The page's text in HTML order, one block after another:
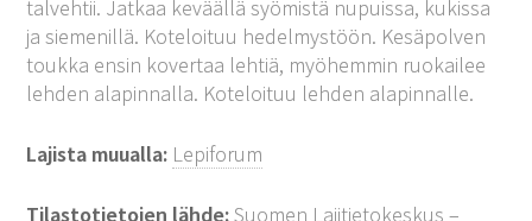
talvehtii. Jatkaa keväällä syömistä nupuissa, kukissa
ja siemenillä. Koteloituu hedelmystöön. Kesäpolven
toukka ensin kovertaa lehtiä, myöhemmin ruokailee
lehden alapinnalla. Koteloituu lehden alapinnalle.
Lajista muualla: Lepiforum
Tilastotietojen lähde:Suomen Lajitietokeskus –